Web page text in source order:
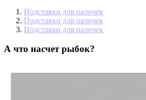
Подставки для палочек
Подставки для палочек
Подставки для палочек
А что насчет рыбок?